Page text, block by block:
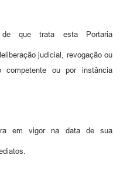
que trata esta Portaria
judicial, revogação ou
ou por instância
em vigor na data de sua